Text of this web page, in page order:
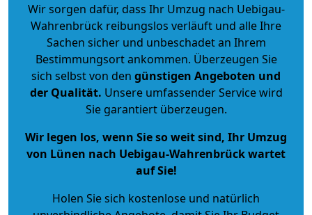
Wir sorgen dafür, dass Ihr Umzug nach Uebigau-
Wahrenbrück reibungslos verläuft und alle Ihre
Sachen sicher und unbeschadet an Ihrem
Bestimmungsort ankommen. Überzeugen Sie
sich selbst von den günstigen Angeboten und
der Qualität. Unsere umfassender Service wird
Sie garantiert überzeugen.
Wir legen los, wenn Sie so weit sind, Ihr Umzug
von Lünen nach Uebigau-Wahrenbrück wartet
auf Sie!
Holen Sie sich kostenlose und natürlich